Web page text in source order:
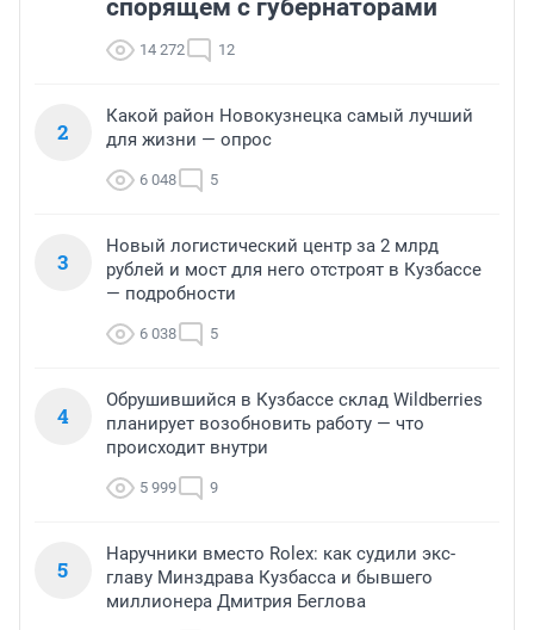
спорящем с губернаторами
14 272 12
2
Какой район Новокузнецка самый лучший
для жизни — опрос
6 048 5
3
Новый логистический центр за 2 млрд
рублей и мост для него отстроят в Кузбассе
— подробности
6 038 5
4
Обрушившийся в Кузбассе склад Wildberries
планирует возобновить работу — что
происходит внутри
5 999 9
5
Наручники вместо Rolex: как судили экс-
главу Минздрава Кузбасса и бывшего
миллионера Дмитрия Беглова